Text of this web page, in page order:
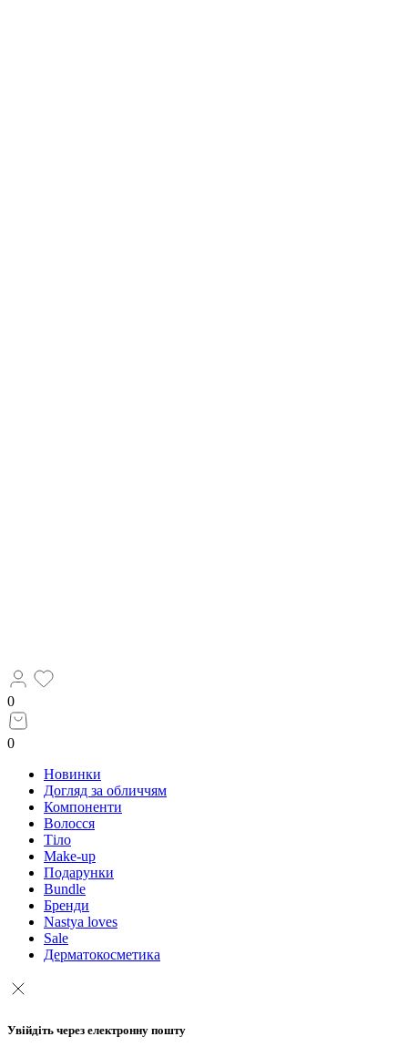
0
0
Новинки
Догляд за обличчям
Компоненти
Волосся
Тіло
Make-up
Подарунки
Bundle
Бренди
Nastya loves
Sale
Дерматокосметика
Увійдіть через електронну пошту